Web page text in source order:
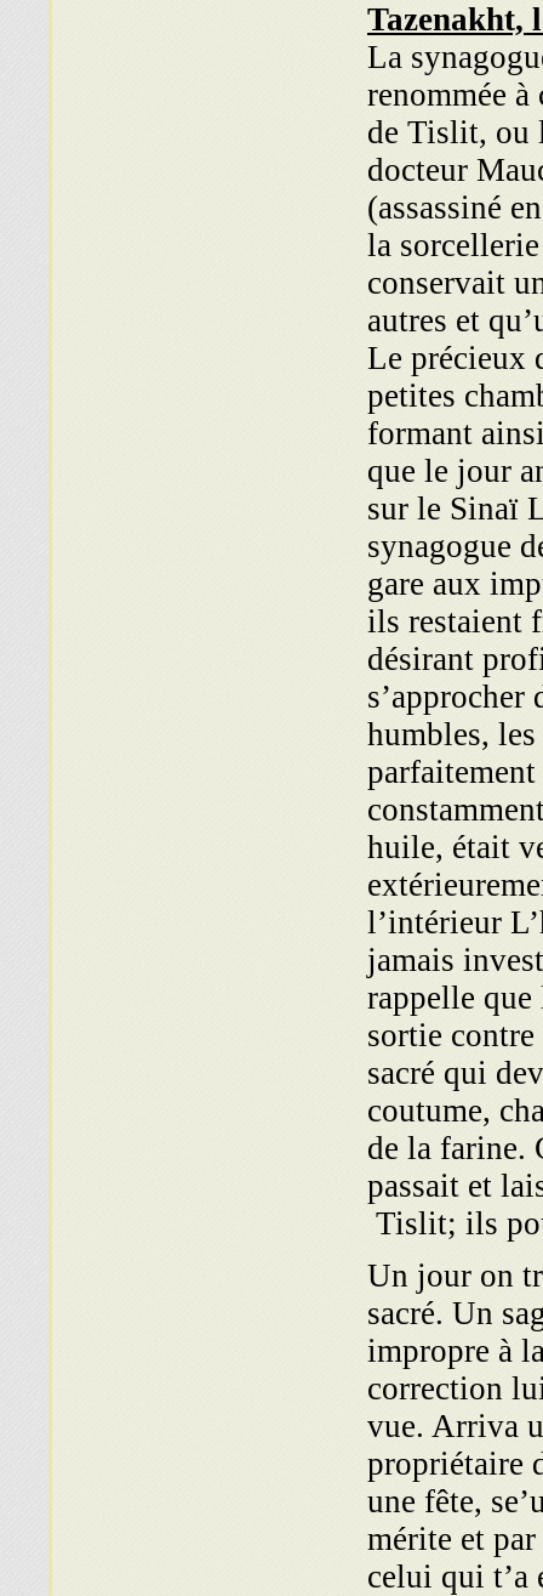
Tazenakht,
La
renommée
de Tislit, ou
docteur
(assassiné
la
conservait
autres et
Le précieux
petites
formant
que le jour
sur le Sinaï
synagogue
gare aux
ils restaient
désirant
humbles,
huile, était
l’intérieur
jamais
rappelle que
sortie
sacré qui
coutume,
de la farine.
passait et
Tislit; ils
Un jour on
sacré. Un
impropre à
correction
vue. Arriva
propriétaire
une fête,
mérite et
celui qui t’a